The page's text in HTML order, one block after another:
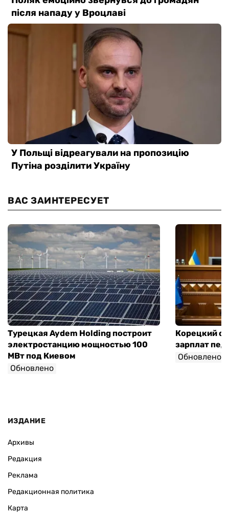
ВАС ЗАИНТЕРЕСУЕТ
Турецкая Aydem Holding построит
электростанцию мощностью 100
МВт под Киевом
Обновлено
Корецкий
зарплат
Обновлено
ИЗДАНИЕ
Архивы
Редакция
Реклама
Редакционная политика
Карта